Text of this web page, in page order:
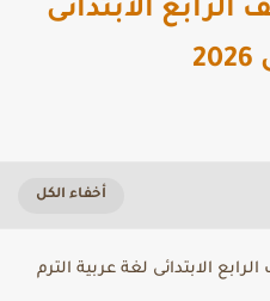
الابتدائى
الابتدائى لغة عربية الترم